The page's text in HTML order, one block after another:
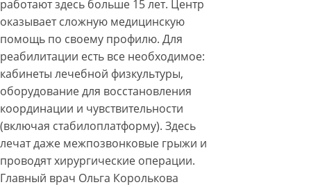
работают здесь больше 15 лет. Центр
оказывает сложную медицинскую
помощь по своему профилю. Для
реабилитации есть все необходимое:
кабинеты лечебной физкультуры,
оборудование для восстановления
координации и чувствительности
(включая стабилоплатформу). Здесь
лечат даже межпозвонковые грыжи и
проводят хирургические операции.
Главный врач Ольга Королькова